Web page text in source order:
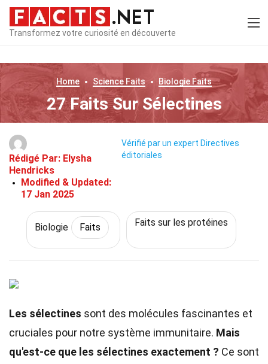
Transformez votre curiosité en découverte
Home Science Faits Biologie Faits
27 Faits Sur Sélectines
Rédigé Par: Elysha
Hendricks
Modified & Updated:
17 Jan 2025
Vérifié par un expert Directives
éditoriales
Biologie Faits Faits sur les protéines
Les sélectines sont des molécules fascinantes et
cruciales pour notre système immunitaire. Mais
qu'est-ce que les sélectines exactement ? Ce sont